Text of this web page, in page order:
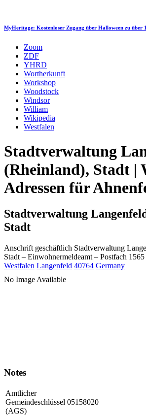
MyHeritage: Kostenloser Zugang über Halloween zu über
Zoom
ZDF
YHRD
Wortherkunft
Workshop
Woodstock
Windsor
William
Wikipedia
Westfalen
Stadtverwaltung
(Rheinland), Stadt |
Adressen für
Stadtverwaltung
Stadt
Anschrift geschäftlich Stadtverwaltung
Stadt – Einwohnermeldeamt – Postfach 1565
Westfalen Langenfeld 40764 Germany
No Image Available
Notes
Amtlicher
Gemeindeschlüssel
(AGS)
05158020